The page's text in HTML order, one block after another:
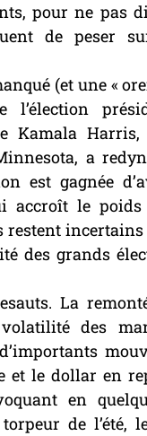
pour ne pas
de peser
(et une «
l’élection
Kamala Harris,
a
est gagnée
accroît le poids
restent
des grands
La
des
et le dollar en
en
de l’été,